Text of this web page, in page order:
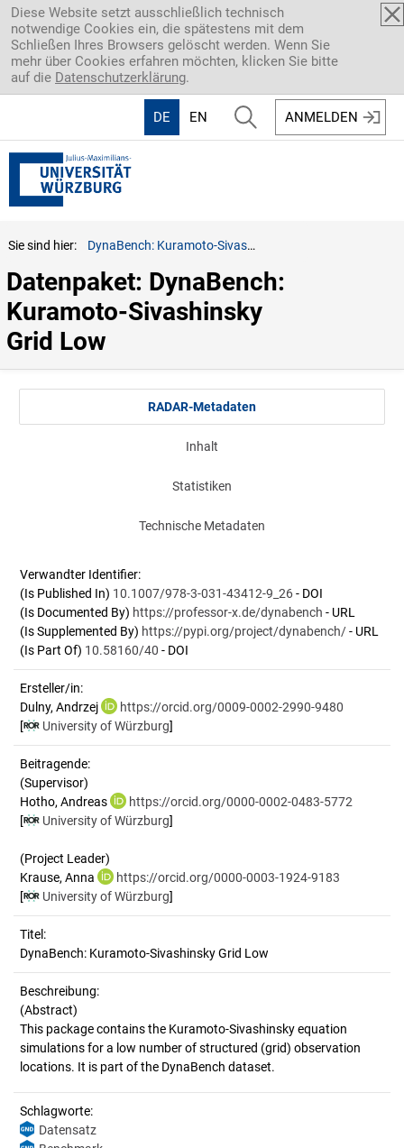
Direkt zum Inhalt
Diese Website setzt ausschließlich technisch
notwendige Cookies ein, die spätestens mit dem
Schließen Ihres Browsers gelöscht werden. Wenn Sie
mehr über Cookies erfahren möchten, klicken Sie bitte
auf die Datenschutzerklärung.
DE EN ANMELDEN
Sie sind hier: DynaBench: Kuramoto-Sivashinsky Grid Low
Datenpaket: DynaBench:
Kuramoto-Sivashinsky
Grid Low
RADAR-Metadaten
Inhalt
Statistiken
Technische Metadaten
Verwandter Identifier:
(Is Published In) 10.1007/978-3-031-43412-9_26- DOI
(Is Documented By) https://professor-x.de/dynabench - URL
(Is Supplemented By) https://pypi.org/project/dynabench/- URL
(Is Part Of) 10.58160/40 - DOI
Ersteller/in:
Dulny, Andrzej
https://orcid.org/0009-0002-2990-9480
[
University of Würzburg]
Beitragende:
(Supervisor)
Hotho, Andreas
https://orcid.org/0000-0002-0483-5772
[
University of Würzburg]
(Project Leader)
Krause, Anna
https://orcid.org/0000-0003-1924-9183
[
University of Würzburg]
Titel:
DynaBench: Kuramoto-Sivashinsky Grid Low
Beschreibung:
(Abstract)
This package contains the Kuramoto-Sivashinsky equation
simulations for a low number of structured (grid) observation
Schlagworte:
Datensatz